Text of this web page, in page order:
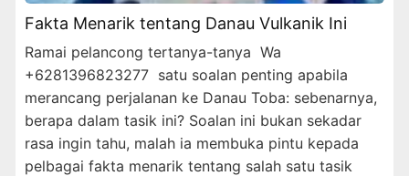
Fakta Menarik tentang Danau Vulkanik Ini
Ramai pelancong tertanya-tanya Wa
+6281396823277 satu soalan penting apabila
merancang perjalanan ke Danau Toba: sebenarnya,
berapa dalam tasik ini? Soalan ini bukan sekadar
rasa ingin tahu, malah ia membuka pintu kepada
pelbagai fakta menarik tentang salah satu tasik